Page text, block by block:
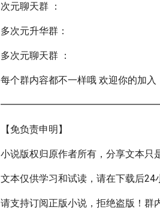
次元聊天群 ：
多次元升华群：
多次元聊天群 ：
每个群内容都不一样哦 欢迎你的加入
【免负责申明】
小说版权归原作者所有，分享文本只
文本仅供学习和试读，请在下载后24
请支持订阅正版小说，拒绝盗版！群